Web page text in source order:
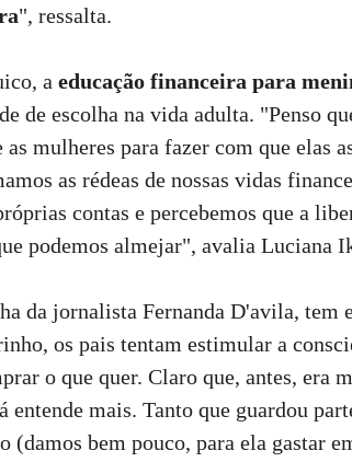
", ressalta.
a educação financeira para
de escolha na vida adulta. "Penso
mulheres para fazer com que elas
as rédeas de nossas vidas
contas e percebemos que a
podemos almejar", avalia Luciana
da jornalista Fernanda D'avila, tem
os pais tentam estimular a
o que quer. Claro que, antes, era
entende mais. Tanto que guardou
(damos bem pouco, para ela gastar